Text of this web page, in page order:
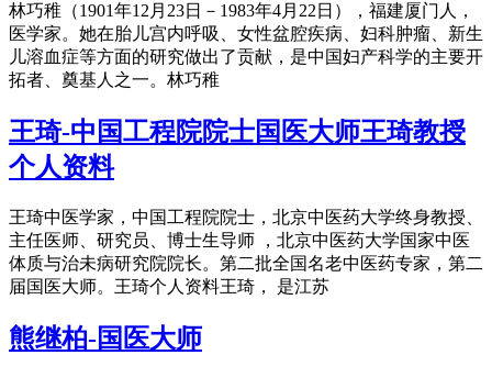
林巧稚（1901年12月23日－1983年4月22日），福建厦门人，
医学家。她在胎儿宫内呼吸、女性盆腔疾病、妇科肿瘤、新生
儿溶血症等方面的研究做出了贡献，是中国妇产科学的主要开
拓者、奠基人之一。林巧稚
王琦-中国工程院院士国医大师王琦教授
个人资料
王琦中医学家，中国工程院院士，北京中医药大学终身教授、
主任医师、研究员、博士生导师 ，北京中医药大学国家中医
体质与治未病研究院院长。第二批全国名老中医药专家，第二
届国医大师。王琦个人资料王琦， 是江苏
熊继柏-国医大师